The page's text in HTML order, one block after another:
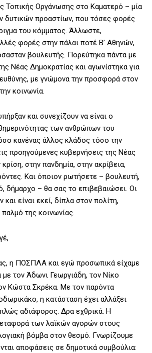
Τοπικής Οργάνωσης στο Καματερό – μία
δυτικών προαστίων, που τόσες φορές
του κόμματος. Άλλωστε,
φορές στην πάλαι ποτέ Β’ Αθηνών,
βουλευτής. Πορεύτηκα πάντα με
Νέας Δημοκρατίας και αγωνίστηκα για
με γνώμονα την προσφορά στον
κοινωνία.
και συνεχίζουν να είναι ο
των ανθρώπων του
κανένας άλλος κλάδος τόσο την
προηγούμενες κυβερνήσεις της Νέας
στην πανδημία, στην ακρίβεια,
Και όποιον ρωτήσετε – βουλευτή,
δήμαρχο – θα σας το επιβεβαιώσει. Οι
και είναι εκεί, δίπλα στον πολίτη,
της κοινωνίας.
η ΠΟΣΠΛΑ και εγώ προσωπικά είχαμε
με τον Άδωνι Γεωργιάδη, τον Νίκο
Κώστα Σκρέκα. Με τον παρόντα
η κατάσταση έχει αλλάξει
αδιάφορος. Δρα εχθρικά. Η
των λαϊκών αγορών στους
βόμβα στον θεσμό. Γνωρίζουμε
αποφάσεις σε δημοτικά συμβούλια: